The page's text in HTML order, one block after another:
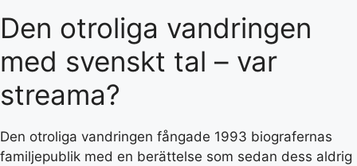
Den otroliga vandringen
med svenskt tal – var
streama?
Den otroliga vandringen fångade 1993 biografernas
familjepublik med en berättelse som sedan dess aldrig